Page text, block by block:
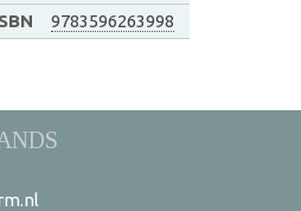
9783596263998